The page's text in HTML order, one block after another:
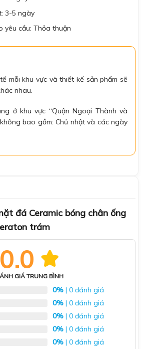
3-5 ngày
yêu cầu: Thỏa thuận
mỗi khu vực và thiết kế sản phẩm sẽ
nhau.
ở khu vực “Quận Ngoại Thành và
bao gồm: Chủ nhật và các ngày
đá Ceramic bóng chân ống
trám
0.0
GIÁ TRUNG BÌNH
0% | 0 đánh giá
0% | 0 đánh giá
0% | 0 đánh giá
0% | 0 đánh giá
0% | 0 đánh giá